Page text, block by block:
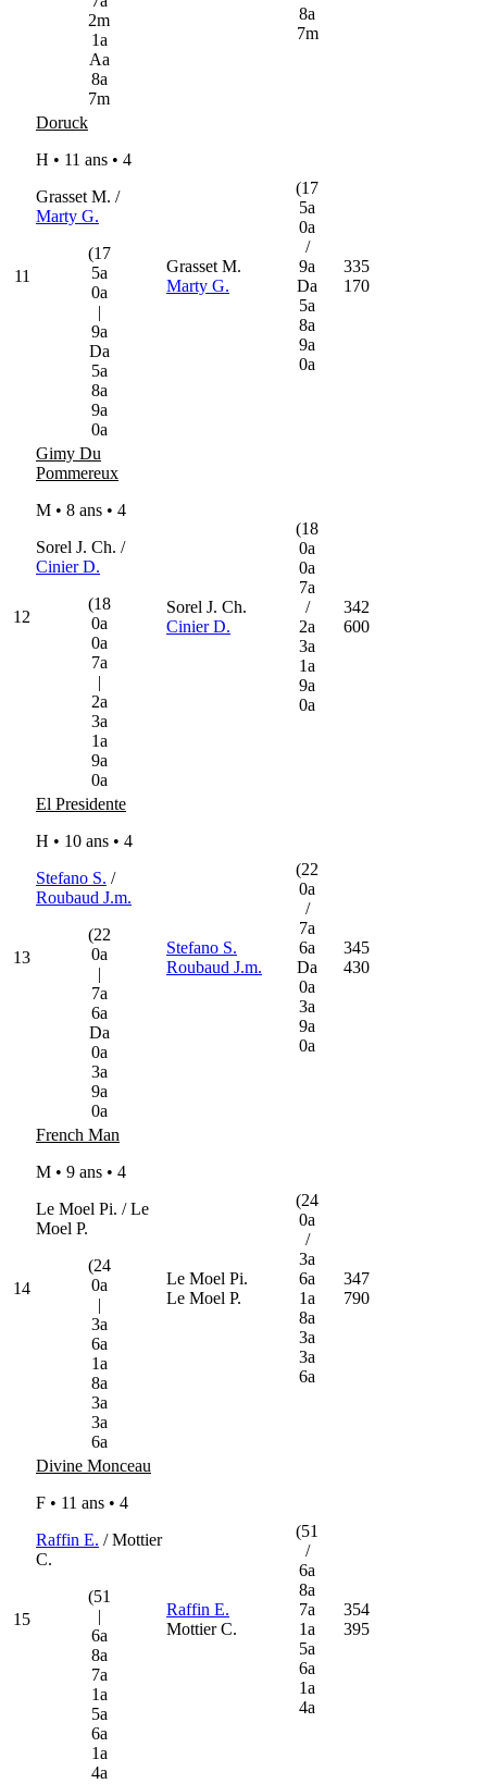
2m
1a
Aa
8a
7m
8a
7m
11
Doruck
H • 11 ans • 4
Grasset M. /
Marty G.
(17
5a
0a
|
9a
Da
5a
8a
9a
0a
Grasset M.
Marty G.
(17
5a
0a
/
9a
Da
5a
8a
9a
0a
335
170
12
Gimy Du
Pommereux
M • 8 ans • 4
Sorel J. Ch. /
Cinier D.
(18
0a
0a
7a
|
2a
3a
1a
9a
0a
Sorel J. Ch.
Cinier D.
(18
0a
0a
7a
/
2a
3a
1a
9a
0a
342
600
13
El Presidente
H • 10 ans • 4
Stefano S. /
Roubaud J.m.
(22
0a
|
7a
6a
Da
0a
3a
9a
0a
Stefano S.
Roubaud J.m.
(22
0a
/
7a
6a
Da
0a
3a
9a
0a
345
430
14
French Man
M • 9 ans • 4
Le Moel Pi. / Le
Moel P.
(24
0a
|
3a
6a
1a
8a
3a
3a
6a
Le Moel Pi.
Le Moel P.
(24
0a
/
3a
6a
1a
8a
3a
3a
6a
347
790
15
Divine Monceau
F • 11 ans • 4
Raffin E. / Mottier
C.
(51
|
6a
8a
7a
1a
5a
6a
1a
4a
Raffin E.
Mottier C.
(51
/
6a
8a
7a
1a
5a
6a
1a
4a
354
395